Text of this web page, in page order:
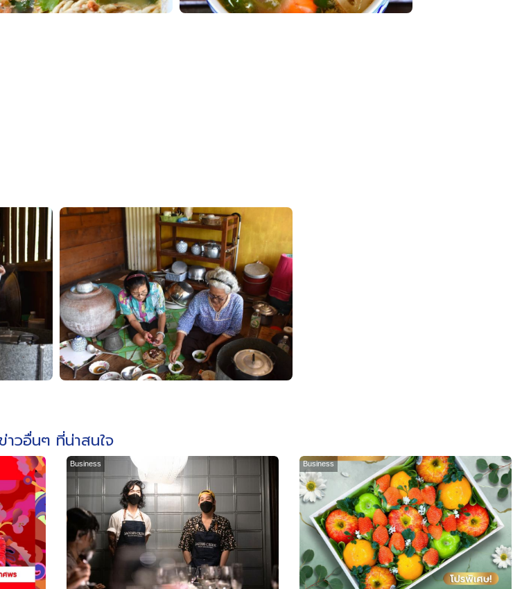
ข่าวอื่นๆ ที่น่าสนใจ
Business Business